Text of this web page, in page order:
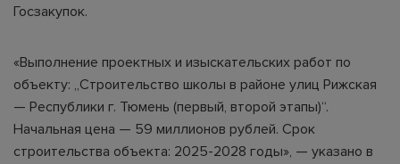
Госзакупок.
«Выполнение проектных и изыскательских работ по
объекту: „Строительство школы в районе улиц Рижская
— Республики г. Тюмень (первый, второй этапы)“.
Начальная цена — 59 миллионов рублей. Срок
строительства объекта: 2025-2028 годы», — указано в